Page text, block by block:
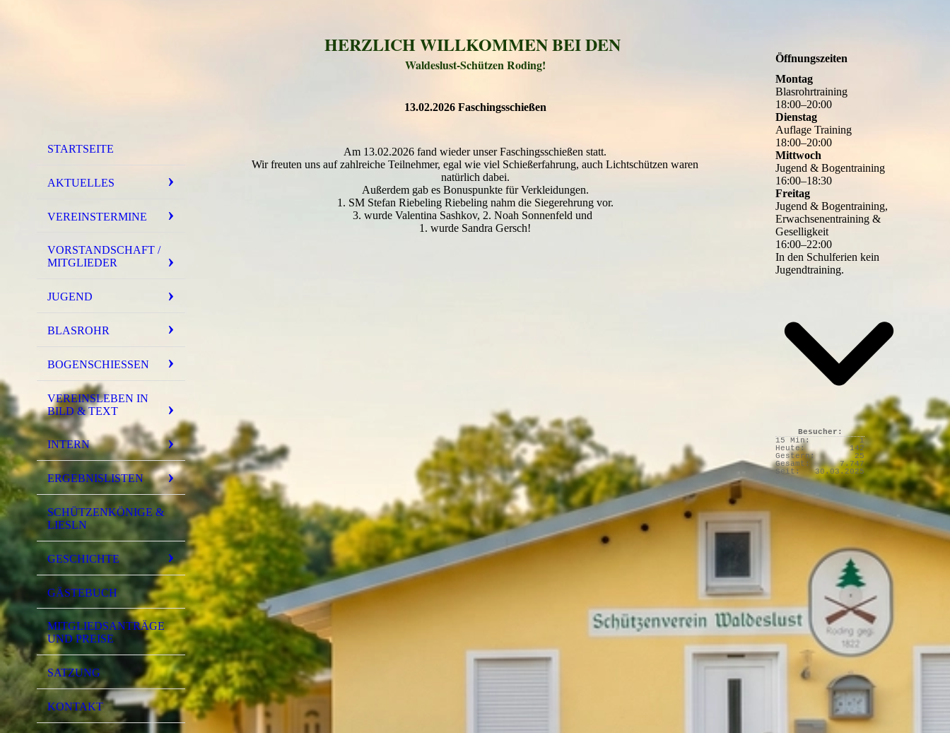
STARTSEITE
AKTUELLES
VEREINSTERMINE
VORSTANDSCHAFT /
MITGLIEDER
JUGEND
BLASROHR
BOGENSCHIESSEN
VEREINSLEBEN IN
BILD & TEXT
INTERN
ERGEBNISLISTEN
SCHÜTZENKÖNIGE &
LIESLN
GESCHICHTE
GÄSTEBUCH
MITGLIEDSANTRÄGE
UND PREISE
SATZUNG
KONTAKT
HERZLICH WILLKOMMEN BEI DEN
Waldeslust-Schützen Roding!
13.02.2026 Faschingsschießen
Am 13.02.2026 fand wieder unser Faschingsschießen statt.
Wir freuten uns auf zahlreiche Teilnehmer, egal wie viel Schießerfahrung, auch Lichtschützen waren
natürlich dabei.
Außerdem gab es Bonuspunkte für Verkleidungen.
1. SM Stefan Riebeling Riebeling nahm die Siegerehrung vor.
3. wurde Valentina Sashkov, 2. Noah Sonnenfeld und
1. wurde Sandra Gersch!
Öffnungszeiten
Montag
Blasrohrtraining
18:00–20:00
Dienstag
Auflage Training
18:00–20:00
Mittwoch
Jugend & Bogentraining
16:00–18:30
Freitag
Jugend & Bogentraining,
Erwachsenentraining &
Geselligkeit
16:00–22:00
In den Schulferien kein
Jugendtraining.